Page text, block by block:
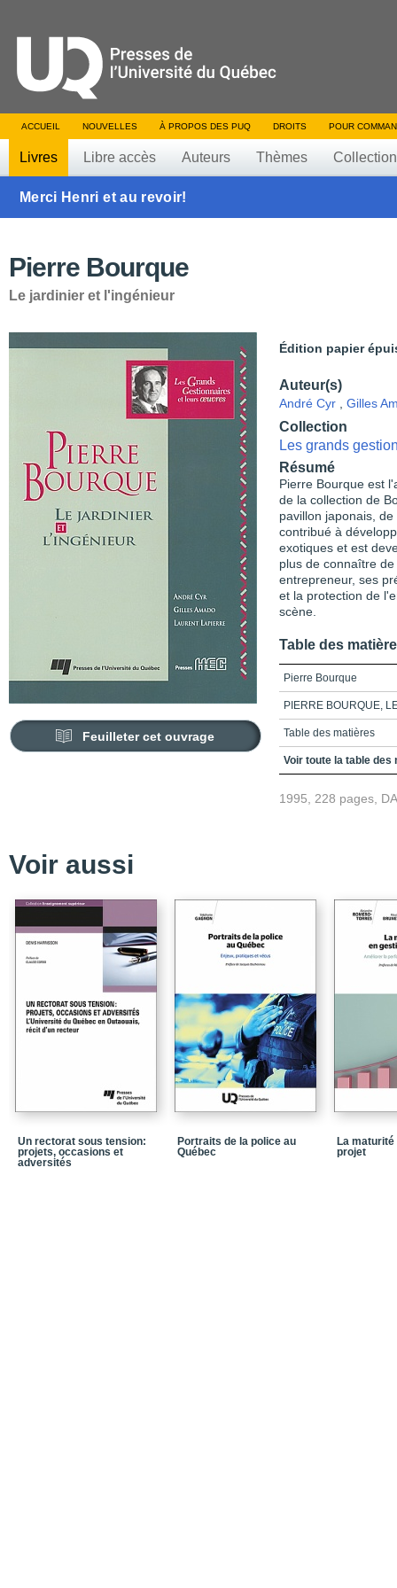
ACCUEIL NOUVELLES À PROPOS DES PUQ DROITS POUR
Livres Libre accès Auteurs Thèmes
Merci Henri et au revoir!
Pierre Bourque
Le jardinier et l'ingénieur
Feuilleter cet ouvrage
Édition papier
Auteur(s)
André Cyr Gilles
Collection
Les grands
Résumé
Pierre Bourque est
de la collection de
pavillon japonais,
contribué à
exotiques et est
plus de connaître
entrepreneur, ses
et la protection de
scène.
Table des
Pierre Bourque
PIERRE BOURQUE,
Table des matières
Prologue
Floraison
Jalon
Le petit homme et le
Chine
Biodôme
Épilogue
Bibliographie
Voir toute la table des
1995, 228 pages,
Voir aussi
Un rectorat sous tension:
projets, occasions et
adversités
Portraits de la police au
Québec
La
projet